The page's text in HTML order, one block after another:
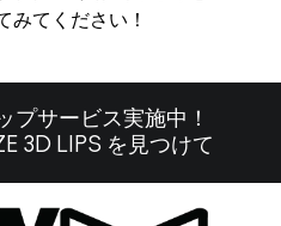
みてください！
プサービス実施中！
3D LIPS を見つけて